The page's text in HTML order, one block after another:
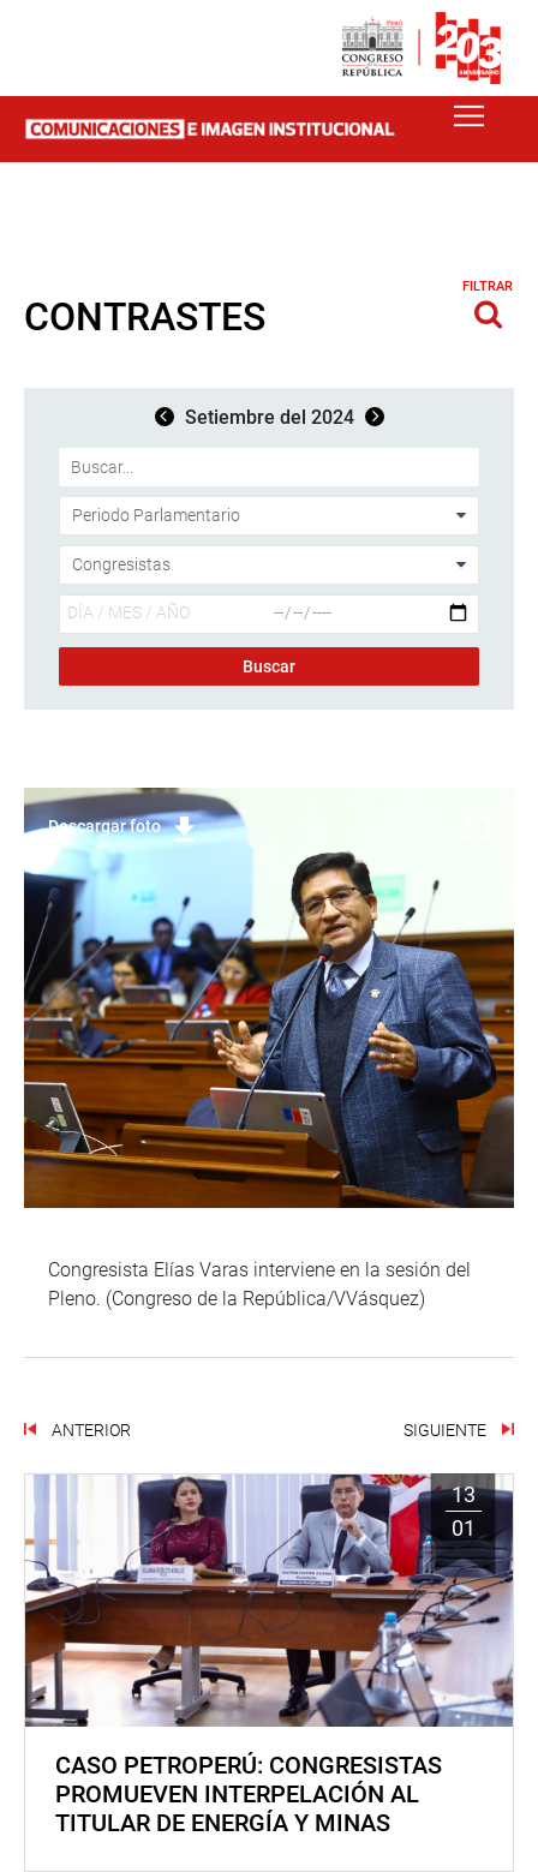
CONTRASTES
FILTRAR
Setiembre del 2024
Descargar foto
Congresista Elías Varas interviene en la sesión del
Pleno. (Congreso de la República/VVásquez)
ANTERIOR SIGUIENTE
13
01
CASO PETROPERÚ: CONGRESISTAS
PROMUEVEN INTERPELACIÓN AL
TITULAR DE ENERGÍA Y MINAS